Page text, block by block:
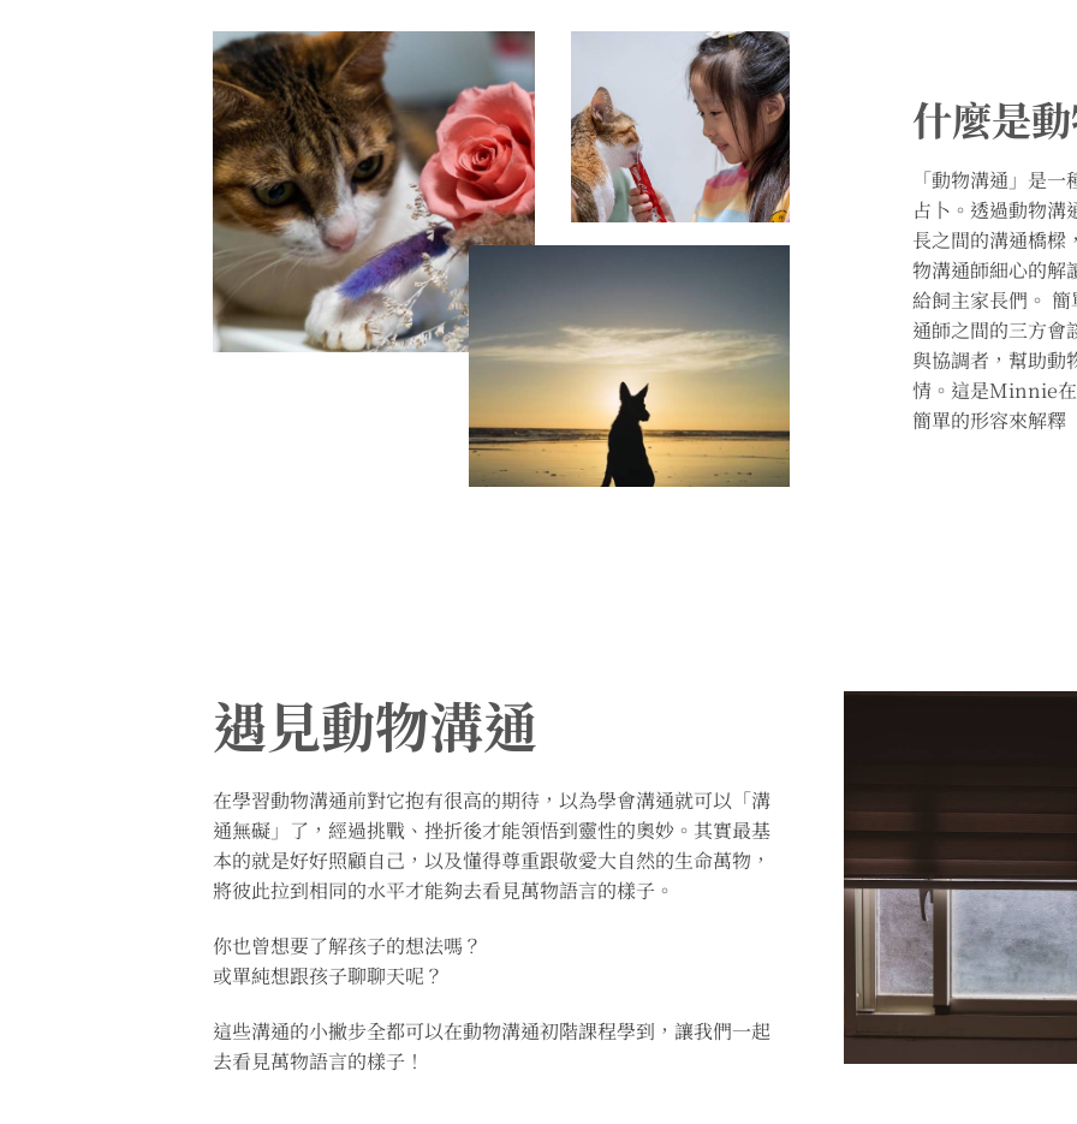
什麼是
「動物溝通」是
占卜。透過動物溝
長之間的溝通橋樑
物溝通師細心的解
給飼主家長們。
通師之間的三方會
與協調者，幫助動
情。這是Minnie
簡單的形容來解釋
遇見動物溝通
在學習動物溝通前對它抱有很高的期待，以為學會溝通就可以「溝
通無礙」了，經過挑戰、挫折後才能領悟到靈性的奧妙。其實最基
本的就是好好照顧自己，以及懂得尊重跟敬愛大自然的生命萬物，
將彼此拉到相同的水平才能夠去看見萬物語言的樣子。
你也曾想要了解孩子的想法嗎？
或單純想跟孩子聊聊天呢？
這些溝通的小撇步全都可以在動物溝通初階課程學到，讓我們一起
去看見萬物語言的樣子！